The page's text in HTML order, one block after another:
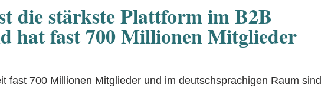
die stärkste Plattform im B2B
hat fast 700 Millionen Mitglieder
fast 700 Millionen Mitglieder und im deutschsprachigen Raum sind